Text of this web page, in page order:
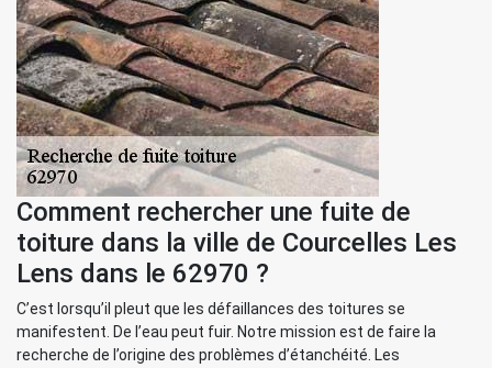
Comment rechercher une fuite de
toiture dans la ville de Courcelles Les
Lens dans le 62970 ?
C’est lorsqu’il pleut que les défaillances des toitures se
manifestent. De l’eau peut fuir. Notre mission est de faire la
recherche de l’origine des problèmes d’étanchéité. Les